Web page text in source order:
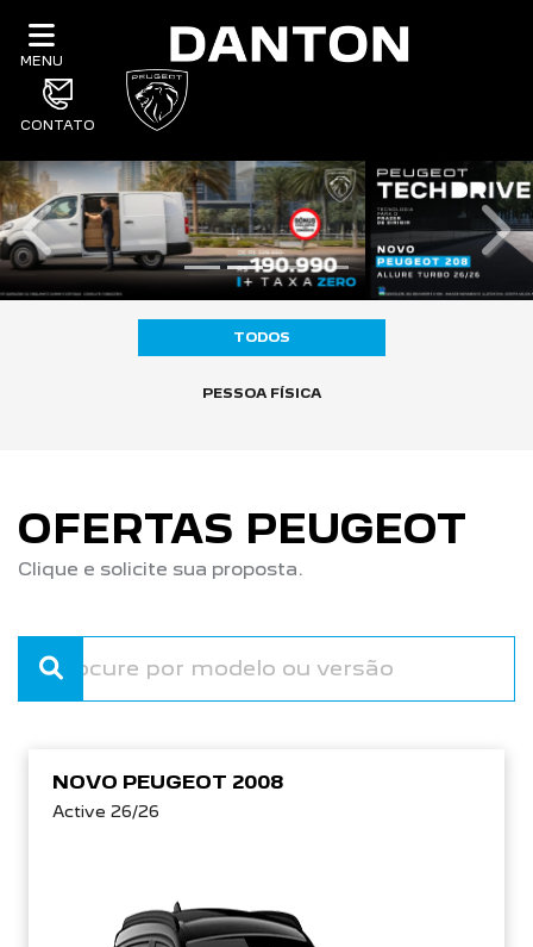
MENU
CONTATO
templates.template-
TODOS
PESSOA FÍSICA
OFERTAS PEUGEOT
Clique e solicite sua proposta.
NOVO PEUGEOT 2008
Active 26/26